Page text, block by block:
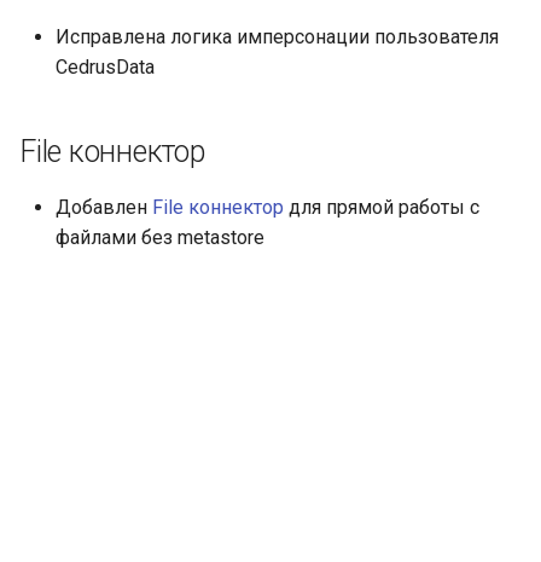
Исправлена логика имперсонации пользователя
CedrusData
File коннектор
Добавлен File коннектор для прямой работы с
файлами без metastore